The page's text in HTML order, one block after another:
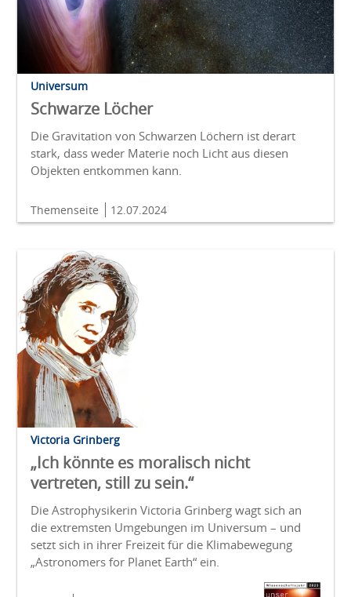
Universum
Schwarze Löcher
Die Gravitation von Schwarzen Löchern ist derart
stark, dass weder Materie noch Licht aus diesen
Objekten entkommen kann.
Themenseite 12.07.2024
Victoria Grinberg
„Ich könnte es moralisch nicht
vertreten, still zu sein.“
Die Astrophysikerin Victoria Grinberg wagt sich an
die extremsten Umgebungen im Universum – und
setzt sich in ihrer Freizeit für die Klimabewegung
„Astronomers for Planet Earth“ ein.